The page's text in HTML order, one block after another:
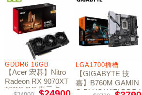
GDDR6 16GB
【Acer 宏碁】Nitro
Radeon RX 9070XT
16GB OC 顯示卡
LGA1700插槽
【GIGABYTE 技
嘉】B760M GAMIN
G PLUS WIFI DDR4